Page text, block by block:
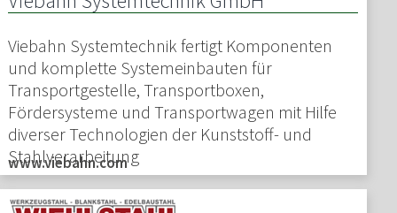
Viebahn Systemtechnik fertigt Komponenten
und komplette Systemeinbauten für
Transportgestelle, Transportboxen,
Fördersysteme und Transportwagen mit Hilfe
diverser Technologien der Kunststoff- und
Stahlverarbeitung
www.viebahn.com